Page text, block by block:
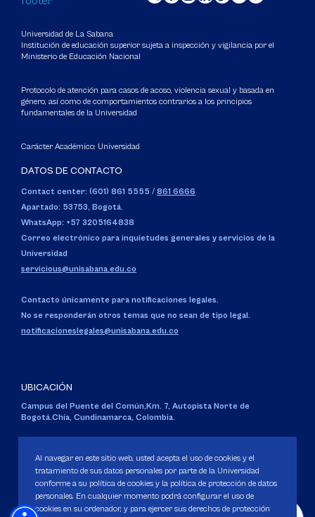
Universidad de La Sabana
Institución de educación superior sujeta a inspección y vigilancia por el
Ministerio de Educación Nacional
Protocolo de atención para casos de acoso, violencia sexual y basada en
género, así como de comportamientos contrarios a los principios
fundamentales de la Universidad
Carácter Académico: Universidad
DATOS DE CONTACTO
Contact center: (601) 861 5555 / 861 6666
Apartado: 53753, Bogotá.
WhatsApp: +57 3205164838
Correo electrónico para inquietudes generales y servicios de la
Universidad
servicious@unisabana.edu.co
Contacto únicamente para notificaciones legales.
No se responderán otros temas que no sean de tipo legal.
notificacioneslegales@unisabana.edu.co
UBICACIÓN
Campus del Puente del Común,Km. 7, Autopista Norte de
Bogotá.Chía, Cundinamarca, Colombia.
Personería Jurídica:Resolución 130 del 14 de enero de 1980.
Ministerio de Educación Nacional.
Al navegar en este sitio web, usted acepta el uso de cookies y el
tratamiento de sus datos personales por parte de la Universidad
conforme a su política de cookies y la política de protección de datos
personales. En cualquier momento podrá configurar el uso de
cookies en su ordenador, y para ejercer sus derechos de protección